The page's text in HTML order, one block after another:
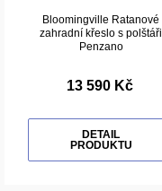
Bloomingville Ratanové
zahradní křeslo s polštáři
Penzano
13 590 Kč
DETAIL
PRODUKTU